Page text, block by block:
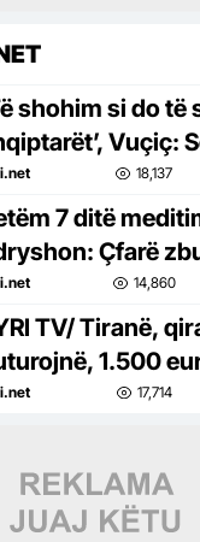
shohim si do të
Vuçiç:
Ibërit
18,137
7 ditë
Çfarë
14,860
TV/ Tiranë,
1.500
në zemër të17,714